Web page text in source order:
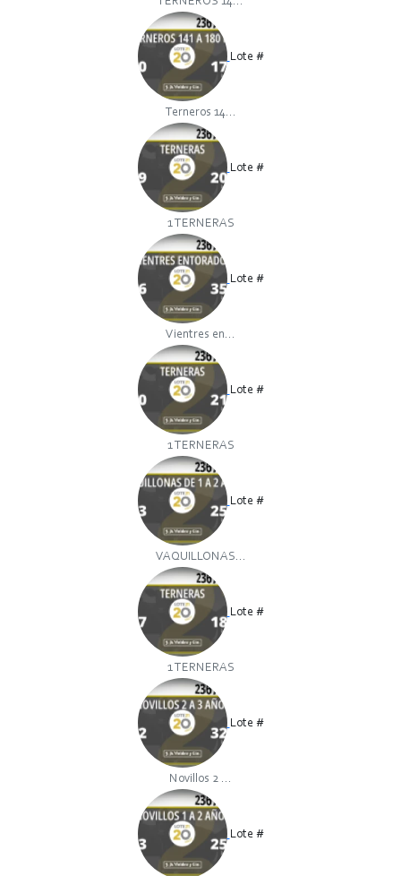
Lote #
Terneros 14...
Lote #
1 TERNERAS
Lote #
Vientres en...
Lote #
1 TERNERAS
Lote #
VAQUILLONAS...
Lote #
1 TERNERAS
Lote #
Novillos 2 ...
Lote #